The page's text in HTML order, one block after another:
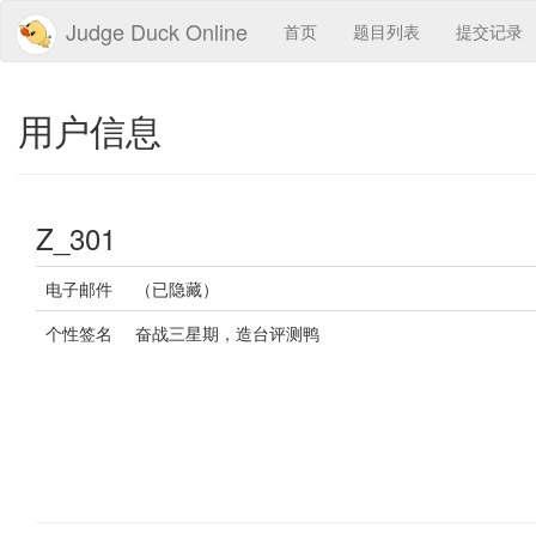
Judge Duck Online 首页 题目列表 提交记录
用户信息
Z_301
电子邮件
（已隐藏）
个性签名
奋战三星期，造台评测鸭